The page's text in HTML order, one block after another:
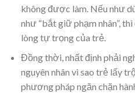
không được làm. Nếu như
như “bắt giữ phạm nhân”,
lòng tự trọng của trẻ.
Đồng thời, nhất định phải
nguyên nhân vì sao trẻ lấy
phương pháp ngăn chặn